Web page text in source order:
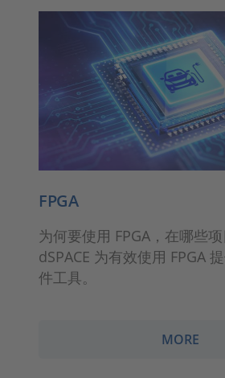
FPGA
为何要使用 FPGA，在哪些
dSPACE 为有效使用 FPGA
件工具。
MORE